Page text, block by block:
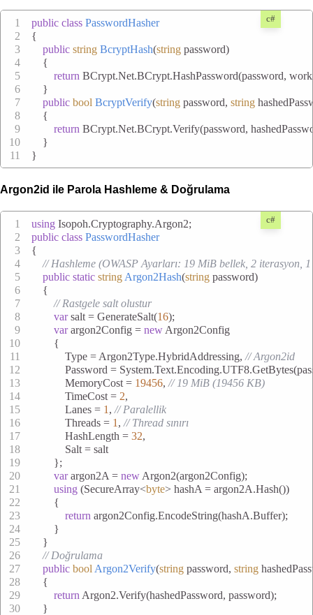
c#
public class PasswordHasher
{
public string BcryptHash(string password)
    {
return BCrypt.Net.BCrypt.HashPassword(password,
    }
public bool BcryptVerify(string password, string
    {
return BCrypt.Net.BCrypt.Verify(password,
    }
}
Argon2id ile Parola Hashleme & Doğrulama
c#
using Isopoh.Cryptography.Argon2;
public class PasswordHasher
{
// Hashleme (OWASP Ayarları: 19 MiB bellek, 2 iterasyon,
public static string Argon2Hash(string password)
    {
// Rastgele salt olustur
var salt = GenerateSalt(16);
var argon2Config = new Argon2Config
        {
            Type = Argon2Type.HybridAddressing,
// Argon2id
Password =
            MemoryCost =
19456, // 19 MiB (19456 KB)
            TimeCost =
2,
            Lanes =
1 , // Paralellik
            Threads =
1 , // Thread sınırı
            HashLength =
32,
            Salt = salt
        };
var argon2A = new Argon2(argon2Config);
using (SecureArray<byte> hashA = argon2A.Hash())
        {
return argon2Config.EncodeString(hashA.Buffer);
        }
    }
// Doğrulama
public bool Argon2Verify(string password, string
    {
return Argon2.Verify(hashedPassword, password);
    }